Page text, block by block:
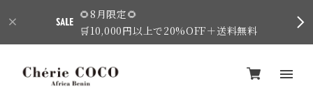
🌻8月限定🌻
🛒10,000円以上で20%OFF＋送料無料